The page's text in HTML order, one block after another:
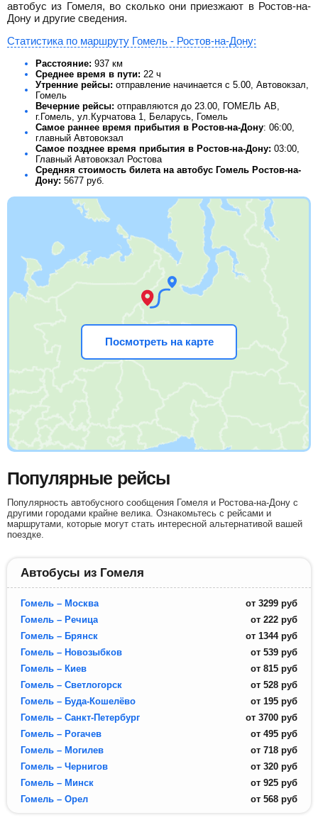
автобус из Гомеля, во сколько они приезжают в Ростов-на-
Дону и другие сведения.
Статистика по маршруту Гомель - Ростов-на-Дону:
Расстояние: 937 км
Среднее время в пути: 22 ч
Утренние рейсы: отправление начинается с 5.00, Автовокзал,
Гомель
Вечерние рейсы: отправляются до 23.00, ГОМЕЛЬ АВ,
г.Гомель, ул.Курчатова 1, Беларусь, Гомель
Самое раннее время прибытия в Ростов-на-Дону: 06:00,
главный Автовокзал
Самое позднее время прибытия в Ростов-на-Дону: 03:00,
Главный Автовокзал Ростова
Средняя стоимость билета на автобус Гомель Ростов-на-
Дону: 5677 руб.
Посмотреть на карте
Популярные рейсы
Популярность автобусного сообщения Гомеля и Ростова-на-Дону с
другими городами крайне велика. Ознакомьтесь с рейсами и
маршрутами, которые могут стать интересной альтернативой вашей
поездке.
Автобусы из Гомеля
Гомель – Москва от 3299 руб
Гомель – Речица
от 222 руб
Гомель – Брянск
от 1344 руб
Гомель – Новозыбков
от 539 руб
Гомель – Киев
от 815 руб
Гомель – Светлогорск
от 528 руб
Гомель – Буда-Кошелёво
от 195 руб
Гомель – Санкт-Петербург
от 3700 руб
Гомель – Рогачев
от 495 руб
Гомель – Могилев
от 718 руб
Гомель – Чернигов
от 320 руб
Гомель – Минск
от 925 руб
Гомель – Орел
от 568 руб